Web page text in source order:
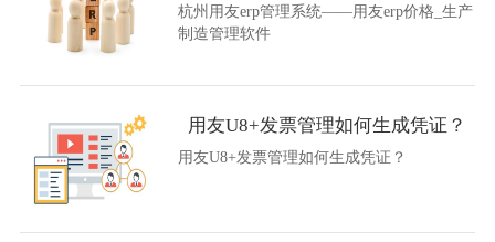
杭州用友erp管理系统——用友erp价格_生产
制造管理软件
用友U8+发票管理如何生成凭证？
用友U8+发票管理如何生成凭证？